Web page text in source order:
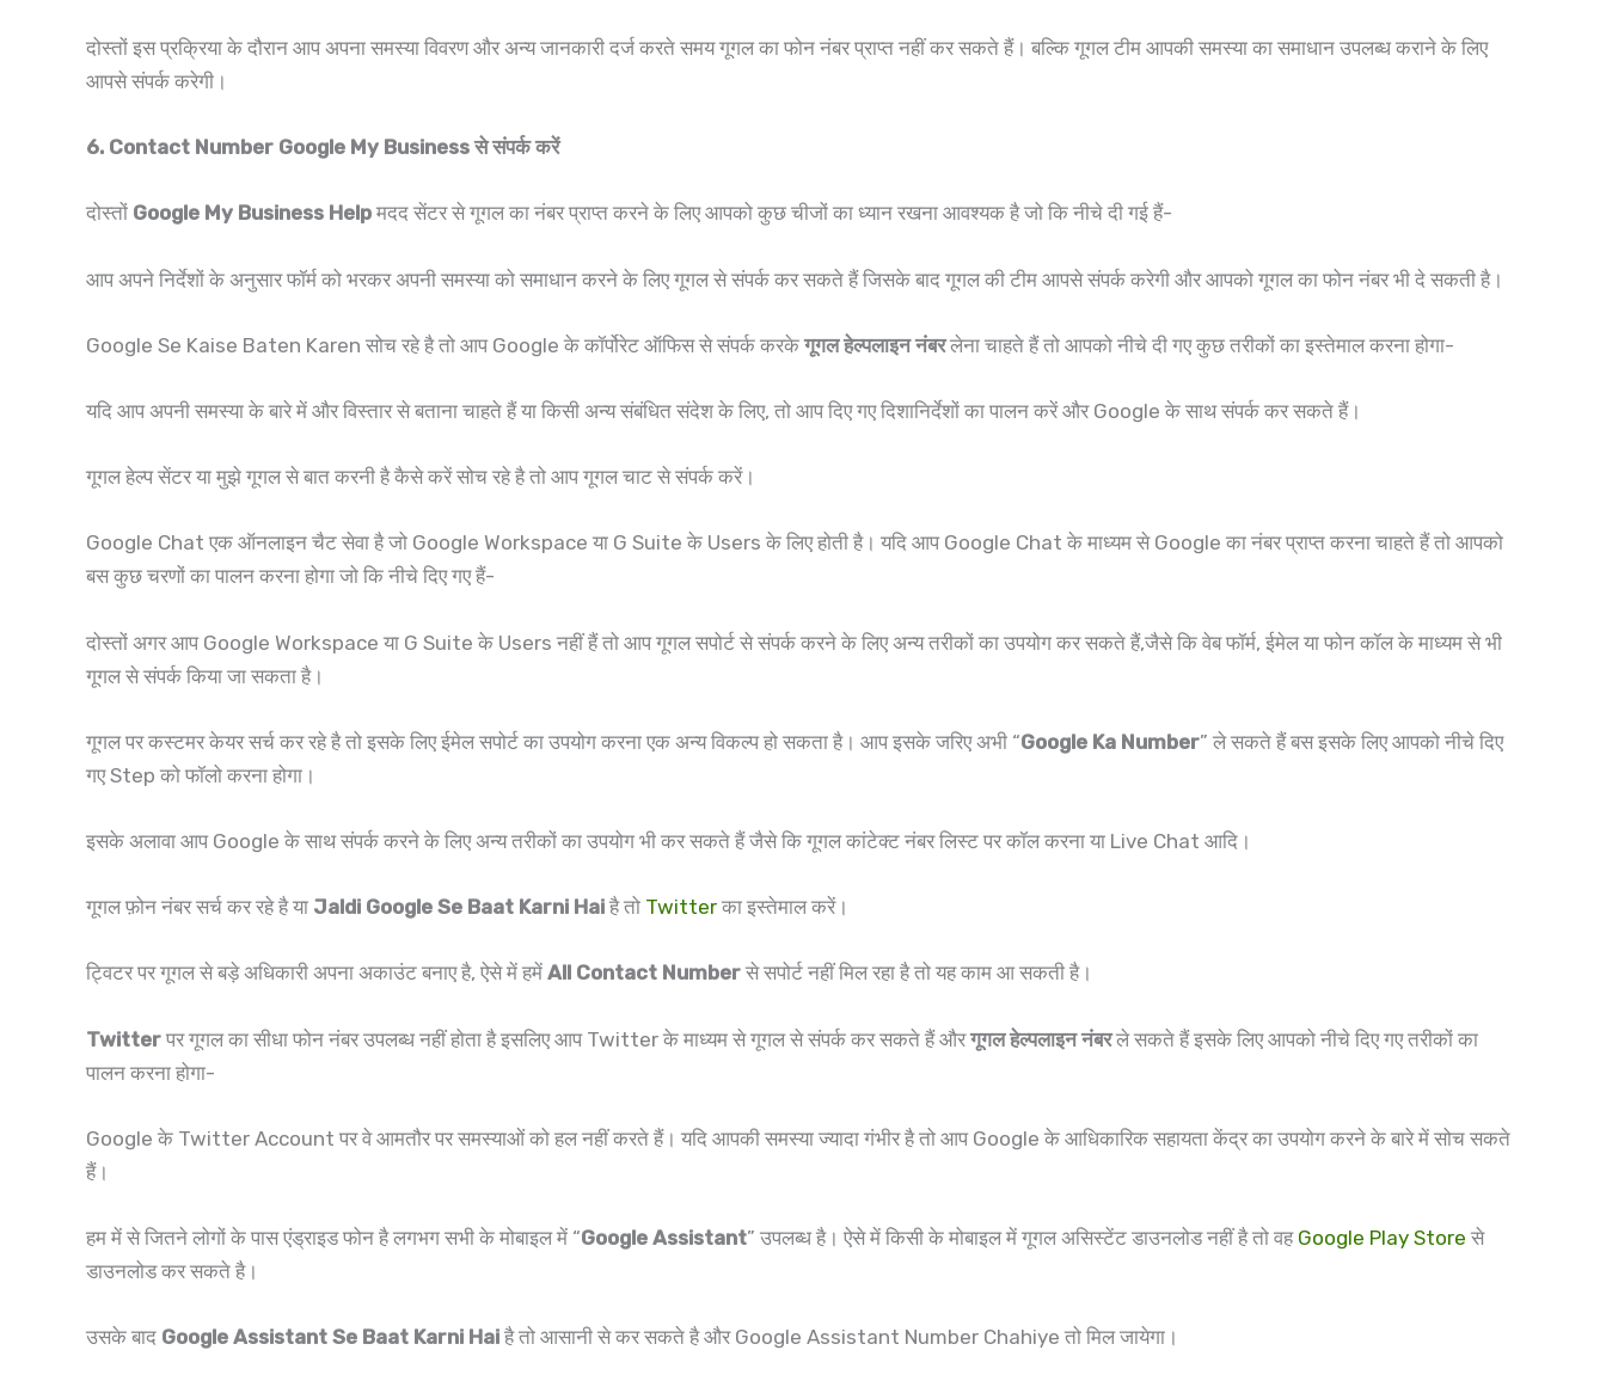
दोस्तों इस प्रक्रिया के दौरान आप अपना समस्या विवरण और अन्य जानकारी दर्ज करते समय गूगल का फोन नंबर प्राप्त नहीं कर सकते हैं। बल्कि गूगल टीम आपकी समस्या का समाधान उपलब्ध कराने के लिए
आपसे संपर्क करेगी।
6. Contact Number Google My Business से संपर्क करें
दोस्तों Google My Business Help मदद सेंटर से गूगल का नंबर प्राप्त करने के लिए आपको कुछ चीजों का ध्यान रखना आवश्यक है जो कि नीचे दी गई हैं-
आप अपने निर्देशों के अनुसार फॉर्म को भरकर अपनी समस्या को समाधान करने के लिए गूगल से संपर्क कर सकते हैं जिसके बाद गूगल की टीम आपसे संपर्क करेगी और आपको गूगल का फोन नंबर भी दे सकती है।
Google Se Kaise Baten Karen सोच रहे है तो आप Google के कॉर्पोरेट ऑफिस से संपर्क करके गूगल हेल्पलाइन नंबरलेना चाहते हैं तो आपको नीचे दी गए कुछ तरीकों का इस्तेमाल करना होगा-
यदि आप अपनी समस्या के बारे में और विस्तार से बताना चाहते हैं या किसी अन्य संबंधित संदेश के लिए, तो आप दिए गए दिशानिर्देशों का पालन करें और Google के साथ संपर्क कर सकते हैं।
गूगल हेल्प सेंटर या मुझे गूगल से बात करनी है कैसे करें सोच रहे है तो आप गूगल चाट से संपर्क करें।
Google Chat एक ऑनलाइन चैट सेवा है जो Google Workspace या G Suite के Users के लिए होती है। यदि आप Google Chat के माध्यम से Google का नंबर प्राप्त करना चाहते हैं तो आपको
बस कुछ चरणों का पालन करना होगा जो कि नीचे दिए गए हैं-
दोस्तों अगर आप Google Workspace या G Suite के Users नहीं हैं तो आप गूगल सपोर्ट से संपर्क करने के लिए अन्य तरीकों का उपयोग कर सकते हैं,जैसे कि वेब फॉर्म, ईमेल या फोन कॉल के माध्यम से भी
गूगल से संपर्क किया जा सकता है।
गूगल पर कस्टमर केयर सर्च कर रहे है तो इसके लिए ईमेल सपोर्ट का उपयोग करना एक अन्य विकल्प हो सकता है। आप इसके जरिए अभी “Google Ka Number” ले सकते हैं बस इसके लिए आपको नीचे दिए
गए Step को फॉलो करना होगा।
इसके अलावा आप Google के साथ संपर्क करने के लिए अन्य तरीकों का उपयोग भी कर सकते हैं जैसे कि गूगल कांटेक्ट नंबर लिस्ट पर कॉल करना या Live Chat आदि।
गूगल फ़ोन नंबर सर्च कर रहे है या Jaldi Google Se Baat Karni Hai है तो Twitter का इस्तेमाल करें।
ट्विटर पर गूगल से बड़े अधिकारी अपना अकाउंट बनाए है, ऐसे में हमें All Contact Number से सपोर्ट नहीं मिल रहा है तो यह काम आ सकती है।
Twitter पर गूगल का सीधा फोन नंबर उपलब्ध नहीं होता है इसलिए आप Twitter के माध्यम से गूगल से संपर्क कर सकते हैं औरगूगल हेल्पलाइन नंबरले सकते हैं इसके लिए आपको नीचे दिए गए तरीकों का
पालन करना होगा-
Google के Twitter Account पर वे आमतौर पर समस्याओं को हल नहीं करते हैं। यदि आपकी समस्या ज्यादा गंभीर है तो आप Google के आधिकारिक सहायता केंद्र का उपयोग करने के बारे में सोच सकते
हैं।
हम में से जितने लोगों के पास एंड्राइड फोन है लगभग सभी के मोबाइल में “Google Assistant” उपलब्ध है। ऐसे में किसी के मोबाइल में गूगल असिस्टेंट डाउनलोड नहीं है तो वह Google Play Store से
डाउनलोड कर सकते है।
उसके बाद Google Assistant Se Baat Karni Hai है तो आसानी से कर सकते है और Google Assistant Number Chahiye तो मिल जायेगा।